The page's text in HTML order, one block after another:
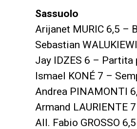
Sassuolo
Arijanet MURIC 6,5 –
Sebastian
Jay IDZES 6 –
Ismael KONÉ 7 –
Andrea PINAMONTI
Armand LAURIENTE
All. Fabio GROSSO